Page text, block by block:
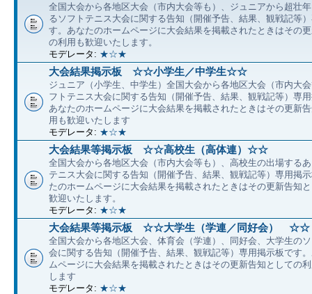
全国大会から各地区大会（市内大会等も）、ジュニアから超壮
るソフトテニス大会に関する告知（開催予告、結果、観戦記等
す。あなたのホームページに大会結果を掲載されたときはその
の利用も歓迎いたします。
モデレータ: ★☆★
大会結果掲示板 ☆☆小学生／中学生☆☆
ジュニア（小学生、中学生）全国大会から各地区大会（市内大
フトテニス大会に関する告知（開催予告、結果、観戦記等）専
あなたのホームページに大会結果を掲載されたときはその更新
用も歓迎いたします
モデレータ: ★☆★
大会結果等掲示板 ☆☆高校生（高体連）☆☆
全国大会から各地区大会（市内大会等も）、高校生の出場する
テニス大会に関する告知（開催予告、結果、観戦記等）専用掲
たのホームページに大会結果を掲載されたときはその更新告知
歓迎いたします。
モデレータ: ★☆★
大会結果等掲示板 ☆☆大学生（学連／同好会） ☆☆
全国大会から各地区大会、体育会（学連）、同好会、大学生の
会に関する告知（開催予告、結果、観戦記等）専用掲示板です
ムページに大会結果を掲載されたときはその更新告知としての
します
モデレータ: ★☆★